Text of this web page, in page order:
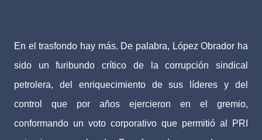
En el trasfondo hay más. De palabra, López Obrador ha
sido un furibundo crítico de la corrupción sindical
petrolera, del enriquecimiento de sus líderes y del
control que por años ejercieron en el gremio,
conformando un voto corporativo que permitió al PRI